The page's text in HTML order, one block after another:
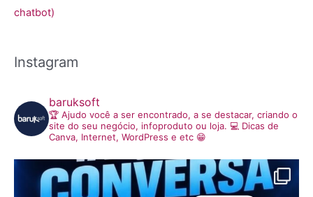
chatbot)
Instagram
baruksoft
🏆 Ajudo você a ser encontrado, a se destacar, criando o
site do seu negócio, infoproduto ou loja. 💻 Dicas de
Canva, Internet, WordPress e etc 😁